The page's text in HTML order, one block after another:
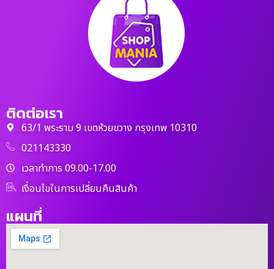
ติดต่อเรา
63/1 พระราม 9 เขตห้วยขวาง กรุงเทพ 10310
021143330
เวลาทำการ 09.00-17.00
เงื่อนไขในการเปลี่ยนคืนสินค้า
แผนที่